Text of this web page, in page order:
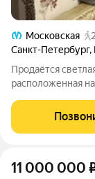
Московская
Санкт-Петербург,
Продаётся
расположенная
м + 8,5 м), что
пространство для
11 000 000